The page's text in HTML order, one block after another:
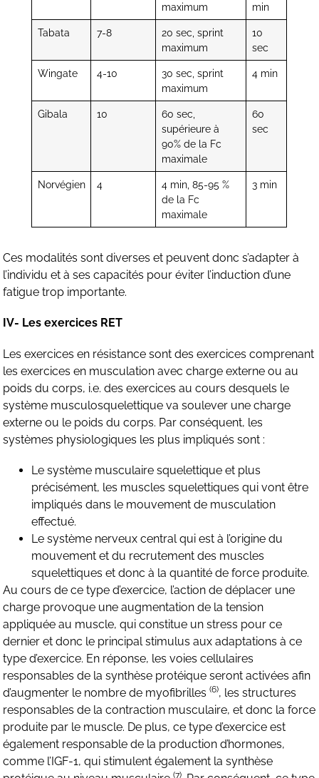
maximum
min
Tabata 7-8
20 sec, sprint
maximum
10
sec
Wingate 4-10
30 sec, sprint
maximum
4 min
Gibala 10
60 sec,
supérieure à
90% de la Fc
maximale
60
sec
Norvégien 4
4 min, 85-95 %
de la Fc
maximale
3 min
Ces modalités sont diverses et peuvent donc s’adapter à
l’individu et à ses capacités pour éviter l’induction d’une
fatigue trop importante.
IV- Les exercices RET
Les exercices en résistance sont des exercices comprenant
les exercices en musculation avec charge externe ou au
poids du corps, i.e. des exercices au cours desquels le
système musculosquelettique va soulever une charge
externe ou le poids du corps. Par conséquent, les
systèmes physiologiques les plus impliqués sont :
Le système musculaire squelettique et plus
précisément, les muscles squelettiques qui vont être
impliqués dans le mouvement de musculation
effectué.
Le système nerveux central qui est à l’origine du
mouvement et du recrutement des muscles
squelettiques et donc à la quantité de force produite.
Au cours de ce type d’exercice, l’action de déplacer une
charge provoque une augmentation de la tension
appliquée au muscle, qui constitue un stress pour ce
dernier et donc le principal stimulus aux adaptations à ce
type d’exercice. En réponse, les voies cellulaires
responsables de la synthèse protéique seront activées afin
d’augmenter le nombre de myofibrilles(6), les structures
responsables de la contraction musculaire, et donc la force
produite par le muscle. De plus, ce type d’exercice est
également responsable de la production d’hormones,
comme l’IGF-1, qui stimulent également la synthèse
(7)